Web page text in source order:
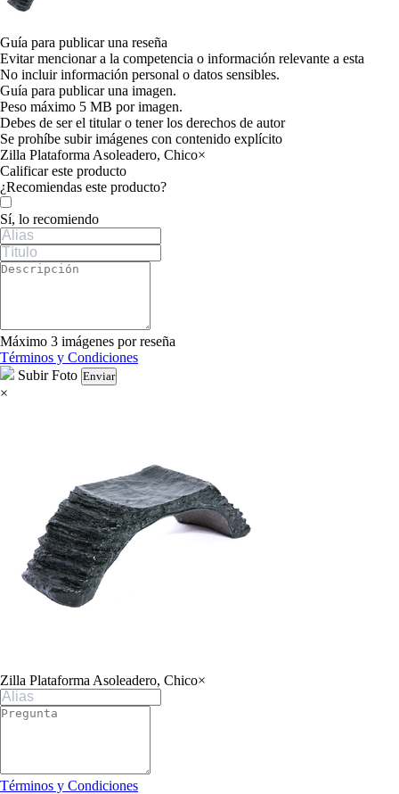
Guía para publicar una reseña
Evitar mencionar a la competencia o información relevante a esta
No incluir información personal o datos sensibles.
Guía para publicar una imagen.
Peso máximo 5 MB por imagen.
Debes de ser el titular o tener los derechos de autor
Se prohíbe subir imágenes con contenido explícito
Zilla Plataforma Asoleadero, Chico×
Calificar este producto
Tu valoración
¿Recomiendas este producto?
Sí, lo recomiendo
Máximo 3 imágenes por reseña
Términos y Condiciones
Subir Foto Enviar
×
Zilla Plataforma Asoleadero, Chico×
Términos y Condiciones